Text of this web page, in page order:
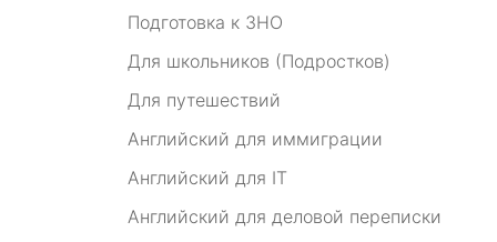
Подготовка к ЗНО
Для школьников (Подростков)
Для путешествий
Английский для иммиграции
Английский для IT
Английский для деловой переписки